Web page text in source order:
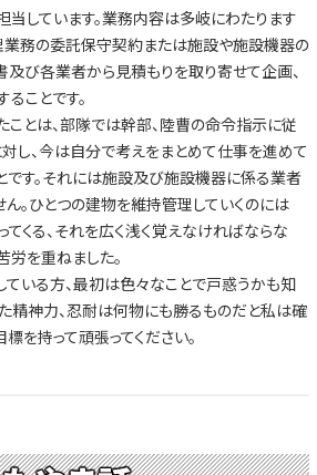
しています。業務内容は多岐にわたります
業務の委託保守契約または施設や施設機器の
び各業者から見積もりを取り寄せて企画、
ことです。
とは、部隊では幹部、陸曹の命令指示に従
し、今は自分で考えをまとめて仕事を進めて
す。それには施設及び施設機器に係る業者
。ひとつの建物を維持管理していくのには
くる、それを広く浅く覚えなければならな
労を重ねました。
いる方、最初は色々なことで戸惑うかも知
精神力、忍耐は何物にも勝るものだと私は確
を持って頑張ってください。